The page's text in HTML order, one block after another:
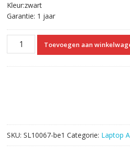
Kleur:zwart
Garantie: 1 jaar
Originele
Toevoegen aan
SKU: SL10067-be1 Categorie: Laptop